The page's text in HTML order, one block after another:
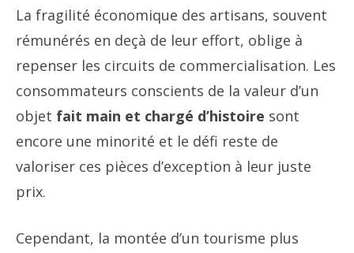
La fragilité économique des artisans, souvent
rémunérés en deçà de leur effort, oblige à
repenser les circuits de commercialisation. Les
consommateurs conscients de la valeur d’un
objet fait main et chargé d’histoire sont
encore une minorité et le défi reste de
valoriser ces pièces d’exception à leur juste
prix.
Cependant, la montée d’un tourisme plus